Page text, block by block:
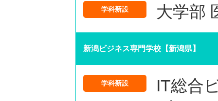
学科新設 大学部
新潟ビジネス専門学校【新潟県】
学科新設
IT総合